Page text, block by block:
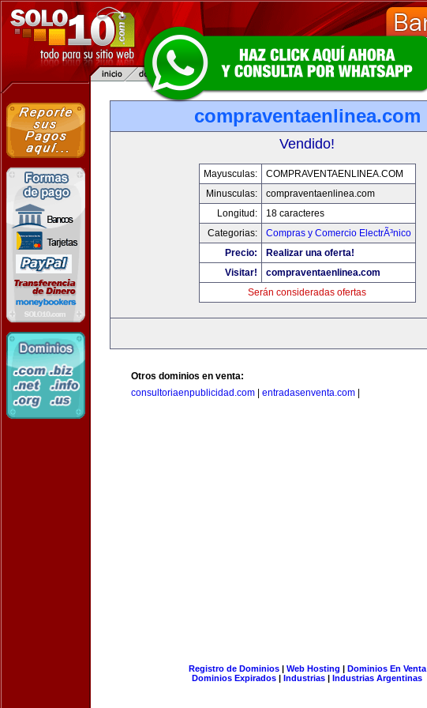
compraventaenlinea.com
Vendido!
Mayusculas:
COMPRAVENTAENLINEA.COM
Minusculas:
compraventaenlinea.com
Longitud:
18 caracteres
Categorias:
Compras y Comercio ElectrÃ³nico
Precio:
Realizar una oferta!
Visitar!
compraventaenlinea.com
Serán consideradas ofertas
Otros dominios en venta:
consultoriaenpublicidad.com
entradasenventa.com
Registro de Dominios| Web Hosting | Dominios En Venta
Dominios Expirados | Industrias | Industrias Argentinas